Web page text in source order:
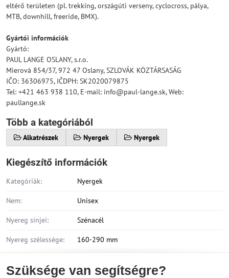
eltérő területen (pl. trekking, országúti verseny, cyclocross, pálya,
MTB, downhill, freeride, BMX).
Gyártói információk
Gyártó:
PAUL LANGE OSLANY, s.r.o.
Mierová 854/37, 972 47 Oslany, SZLOVÁK KÖZTÁRSASÁG
IČO: 36306975, IČDPH: SK2020079875
Tel: +421 463 938 110, E-mail: info@paul-lange.sk, Web:
paullange.sk
Több a kategóriából
Alkatrészek Nyergek Nyergek
Kiegészítő információk
Kategóriák: Nyergek
Nem: Unisex
Nyereg sínjei: Szénacél
Nyereg szélessége: 160-290 mm
Szüksége van segítségre?